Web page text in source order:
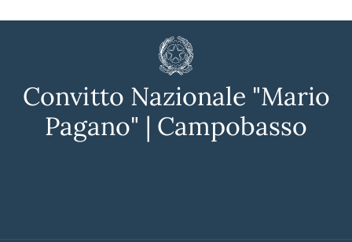
Convitto Nazionale "Mario
Pagano" | Campobasso